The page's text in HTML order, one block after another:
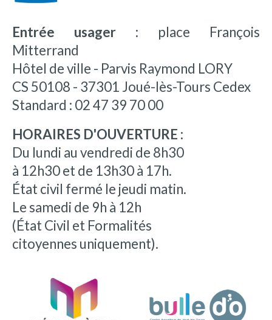
Entrée usager : place François
Mitterrand
Hôtel de ville - Parvis Raymond LORY
CS 50108 - 37301 Joué-lès-Tours Cedex
Standard : 02 47 39 70 00
HORAIRES D'OUVERTURE :
Du lundi au vendredi de 8h30
à 12h30 et de 13h30 à 17h.
État civil fermé le jeudi matin.
Le samedi de 9h à 12h
(État Civil et Formalités
citoyennes uniquement).